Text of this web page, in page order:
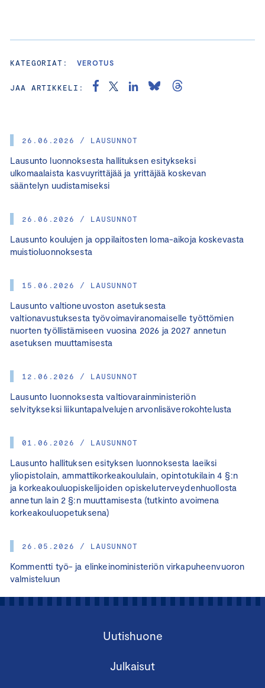
26.06.2026 / LAUSUNNOT
Lausunto luonnoksesta hallituksen esitykseksi
ulkomaalaista kasvuyrittäjää ja yrittäjää koskevan
sääntelyn uudistamiseksi
26.06.2026 / LAUSUNNOT
Lausunto koulujen ja oppilaitosten loma-aikoja koskevasta
muistioluonnoksesta
15.06.2026 / LAUSUNNOT
Lausunto valtioneuvoston asetuksesta
valtionavustuksesta työvoimaviranomaiselle työttömien
nuorten työllistämiseen vuosina 2026 ja 2027 annetun
asetuksen muuttamisesta
12.06.2026 / LAUSUNNOT
Lausunto luonnoksesta valtiovarainministeriön
selvitykseksi liikuntapalvelujen arvonlisäverokohtelusta
01.06.2026 / LAUSUNNOT
Lausunto hallituksen esityksen luonnoksesta laeiksi
yliopistolain, ammattikorkeakoululain, opintotukilain 4 §:n
ja korkeakouluopiskelijoiden opiskeluterveydenhuollosta
annetun lain 2 §:n muuttamisesta (tutkinto avoimena
korkeakouluopetuksena)
26.05.2026 / LAUSUNNOT
Kommentti työ- ja elinkeinoministeriön virkapuheenvuoron
valmisteluun
KATEGORIAT: VEROTUS
JAA ARTIKKELI:
Uutishuone
Julkaisut